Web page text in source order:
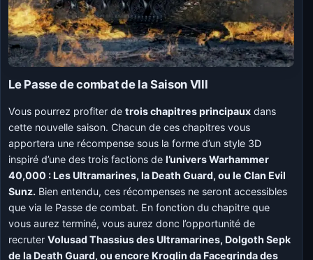
Le Passe de combat de la Saison VIII
Vous pourrez profiter detrois chapitres principaux dans
cette nouvelle saison. Chacun de ces chapitres vous
apportera une récompense sous la forme d’un style 3D
inspiré d’une des trois factions del’univers Warhammer
40,000 : Les Ultramarines, la Death Guard, ou le Clan Evil
Sunz. Bien entendu, ces récompenses ne seront accessibles
que via le Passe de combat. En fonction du chapitre que
vous aurez terminé, vous aurez donc l’opportunité de
recruterVolusad Thassius des Ultramarines, Dolgoth Sepk
de la Death Guard, ou encore Kroglin da Facegrinda des